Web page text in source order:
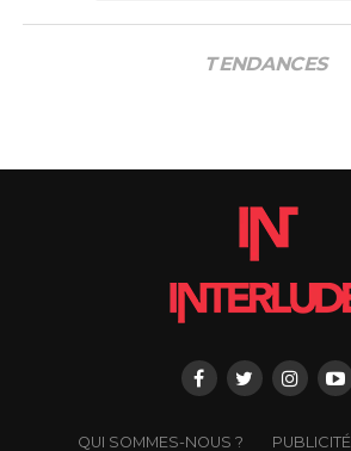
TENDANCES
QUI SOMMES-NOUS ? PUBLICITÉ